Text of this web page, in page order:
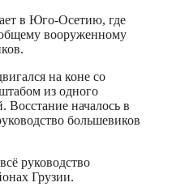
в Юго-Осетию, где
вооруженному
на коне со
из одного
Восстание началось в
большевиков
руководство
Грузии.